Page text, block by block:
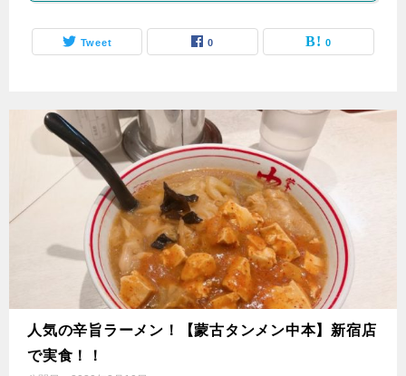
Tweet 0 0
人気の辛旨ラーメン！【蒙古タンメン中本】新宿店
で実食！！